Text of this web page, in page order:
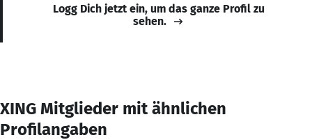
Logg Dich jetzt ein, um das ganze Profil zu
sehen.
XING Mitglieder mit ähnlichen
Profilangaben